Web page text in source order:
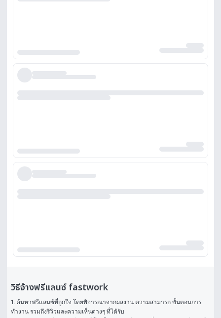
วิธีจ้างฟรีแลนซ์ fastwork
1. ค้นหาฟรีแลนซ์ที่ถูกใจ โดยพิจารณาจากผลงาน ความสามารถ ขั้นตอนการ
ทำงาน รวมถึงรีวิวและความเห็นต่างๆ ที่ได้รับ